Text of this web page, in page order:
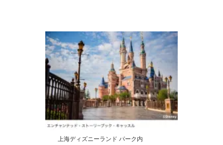
上海ディズニーランド パーク内